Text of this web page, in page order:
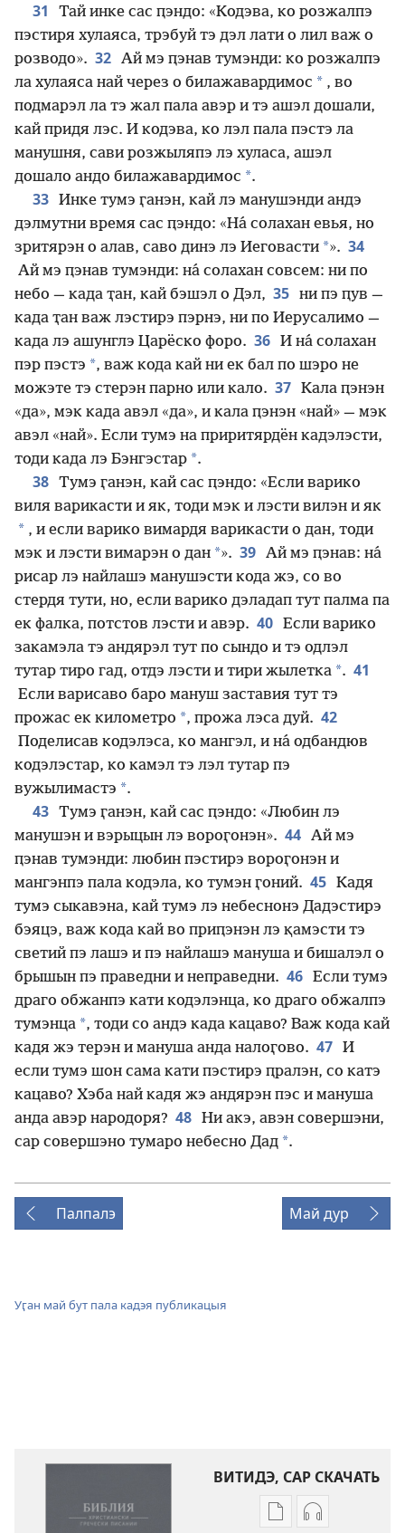
31
Тай инке сас ԥэндо: «Кодэва, ко розжалпэ
пэстиря хулаяса, трэбуй тэ дэл лати о лил важ о
розводо». 32 Ай мэ ԥэнав тумэнди: ко розжалпэ
ла хулаяса най через о билажавардимос * , во
подмарэл ла тэ жал пала авэр и тэ ашэл дошали,
кай придя лэс. И кодэва, ко лэл пала пэстэ ла
манушня, сави розжыляпэ лэ хуласа, ашэл
дошало андо билажавардимос *.
33 Инке тумэ ӷанэн, кай лэ манушэнди андэ
дэлмутни время сас ԥэндо: «На́ солахан евья, но
зритярэн о алав, саво динэ лэ Иеговасти *». 34
Ай мэ ԥэнав тумэнди: на́ солахан совсем: ни по
небо — када ҭан, кай бэшэл о Дэл, 35 ни пэ ԥув —
када ҭан важ лэстирэ пэрнэ, ни по Иерусалимо —
када лэ ашунглэ Царёско форо. 36 И на́ солахан
пэр пэстэ *, важ кода кай ни ек бал по шэро не
можэте тэ стерэн парно или кало. 37 Кала ԥэнэн
«да», мэк када авэл «да», и кала ԥэнэн «най» — мэк
авэл «най». Если тумэ на приритярдён кадэлэсти,
тоди када лэ Бэнгэстар *.
38 Тумэ ӷанэн, кай сас ԥэндо: «Если варико
виля варикасти и як, тоди мэк и лэсти вилэн и як
* , и если варико вимардя варикасти о дан, тоди
мэк и лэсти вимарэн о дан *». 39 Ай мэ ԥэнав: на́
рисар лэ найлашэ манушэсти кода жэ, со во
стердя тути, но, если варико дэладап тут палма па
ек фалка, потстов лэсти и авэр. 40 Если варико
закамэла тэ андярэл тут по сындо и тэ одлэл
тутар тиро гад, отдэ лэсти и тири жылетка *. 41
Если варисаво баро мануш заставия тут тэ
прожас ек километро *, прожа лэса дуй. 42
Поделисав кодэлэса, ко мангэл, и на́ одбандюв
кодэлэстар, ко камэл тэ лэл тутар пэ
вужылимастэ *.
43 Тумэ ӷанэн, кай сас ԥэндо: «Любин лэ
манушэн и вэрыцын лэ вороӷонэн». 44 Ай мэ
ԥэнав тумэнди: любин пэстирэ вороӷонэн и
мангэнпэ пала кодэла, ко тумэн ӷоний. 45 Кадя
тумэ сыкавэна, кай тумэ лэ небеснонэ Дадэстирэ
бэяцэ, важ кода кай во приԥэнэн лэ қамэсти тэ
светий пэ лашэ и пэ найлашэ мануша и бишалэл о
брышын пэ праведни и неправедни. 46 Если тумэ
драго обжанпэ кати кодэлэнца, ко драго обжалпэ
тумэнца *, тоди со андэ када кацаво? Важ кода кай
кадя жэ терэн и мануша анда налоӷово. 47 И
если тумэ шон сама кати пэстирэ ԥралэн, со катэ
кацаво? Хэба най кадя жэ андярэн пэс и мануша
анда авэр народоря? 48 Ни акэ, авэн совершэни,
сар совершэно тумаро небесно Дад *.
Палпалэ Май дур
Уӷан май бут пала кадэя публикацыя
ВИТИДЭ, САР СКАЧАТЬ
СкачайСкачай